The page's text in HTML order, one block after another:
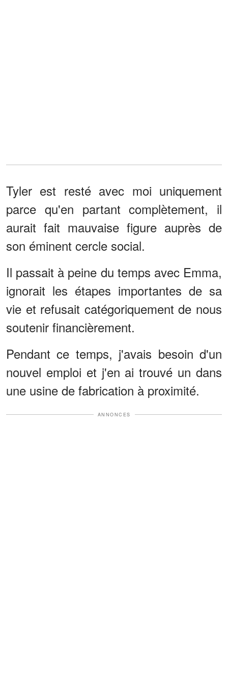
Tyler est resté avec moi uniquement
parce qu'en partant complètement, il
aurait fait mauvaise figure auprès de
son éminent cercle social.
Il passait à peine du temps avec Emma,
ignorait les étapes importantes de sa
vie et refusait catégoriquement de nous
soutenir financièrement.
Pendant ce temps, j'avais besoin d'un
nouvel emploi et j'en ai trouvé un dans
une usine de fabrication à proximité.
ANNONCES